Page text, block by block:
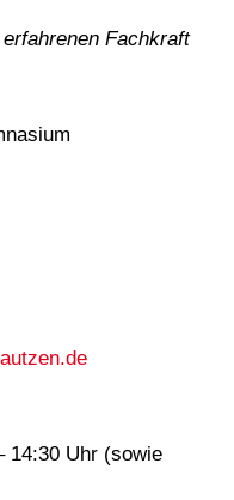
Fachkraft
14:30 Uhr (sowie